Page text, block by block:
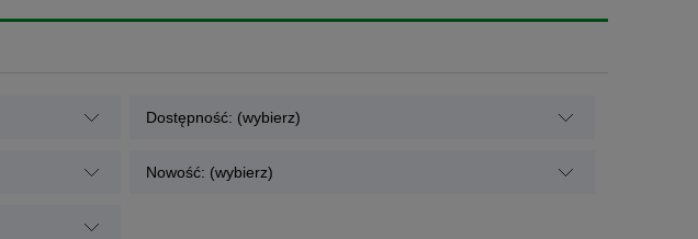
Dostępność: (wybierz)
Nowość: (wybierz)